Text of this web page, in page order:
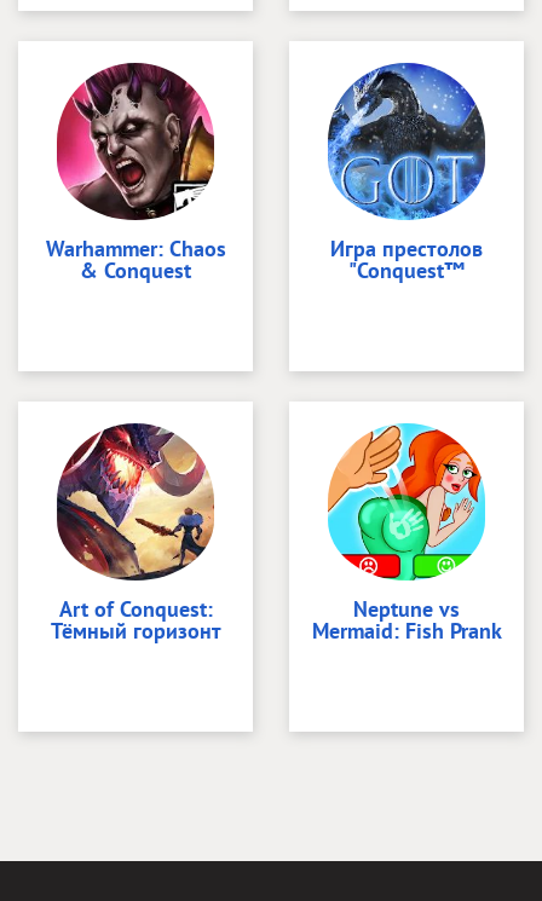
Warhammer: Chaos
& Conquest
Игра престолов
"Conquest™
Art of Conquest:
Тёмный горизонт
Neptune vs
Mermaid: Fish Prank